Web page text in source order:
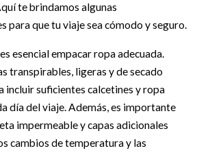
te brindamos algunas
para que tu viaje sea cómodo y seguro.
esencial empacar ropa adecuada.
transpirables, ligeras y de secado
incluir suficientes calcetines y ropa
día del viaje. Además, es importante
impermeable y capas adicionales
cambios de temperatura y las